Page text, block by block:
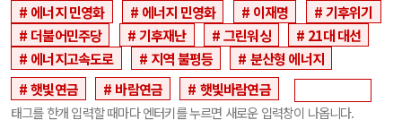
에너지 민영화 에너지 민영화 이재명
기후위기
더불어민주당
기후재난 그린워싱
21대 대선
에너지고속도로
지역 불평등
분산형 에너지
햇빛연금
바람연금 햇빛바람연금
태그를 한개 입력할 때마다 엔터키를 누르면 새로운 입력창이 나옵니다.